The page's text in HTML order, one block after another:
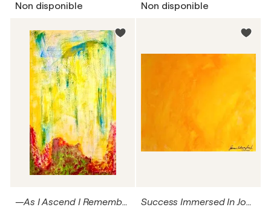
Non disponible Non disponible
—As I Ascend I Remember Only The Good— Success Immersed In Joyous Light